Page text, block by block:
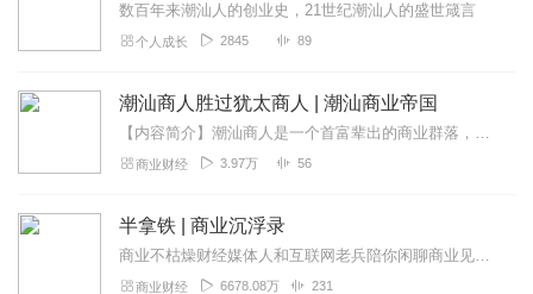
数百年来潮汕人的创业史，21世纪潮汕人的盛世箴言
个人成长 2845 89
潮汕商人胜过犹太商人 | 潮汕商业帝国
【内容简介】潮汕商人是一个首富辈出的商业群落，更是一个世界性的商业图腾。他们五洲驰骋、四海纵横，涌现出了数不胜数的商界精英和世界级巨富，更上演了一幕“潮汕商人胜...
商业财经 3.97万 56
半拿铁 | 商业沉浮录
商业不枯燥财经媒体人和互联网老兵陪你闲聊商业见闻。来杯半拿铁，边喝边唠。
商业财经 6678.08万 231